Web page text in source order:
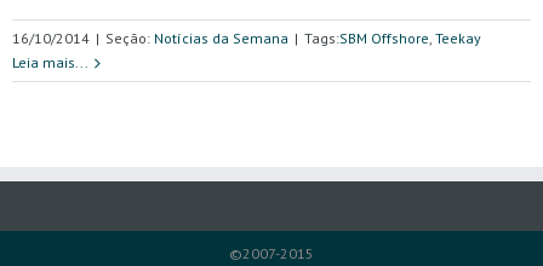
16/10/2014 | Seção: Notícias da Semana | Tags:SBM Offshore, Teekay
Leia mais...
©2007-2015